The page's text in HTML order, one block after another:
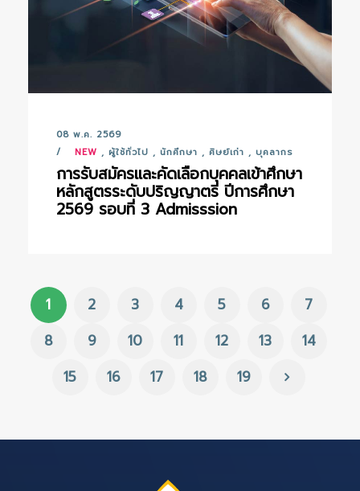
08 พ.ค. 2569
NEW , ผู้ใช้ทั่วไป , นักศึกษา , ศิษย์เก่า , บุคลากร
การรับสมัครและคัดเลือกบุคคลเข้าศึกษา
หลักสูตรระดับปริญญาตรี ปีการศึกษา
2569 รอบที่ 3 Admisssion
1 2 3 4 5 6
7
8
9 10 11 12 13
14
15
16 17 18 19